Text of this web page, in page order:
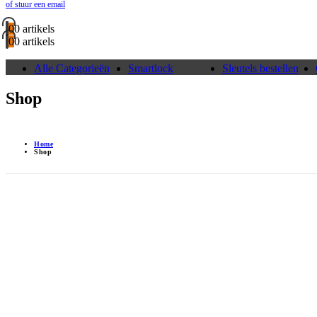
of stuur een email
00 artikels
00 artikels
Alle Categorieën Smartlock Sleutels bestellen
Shop
Home
Shop